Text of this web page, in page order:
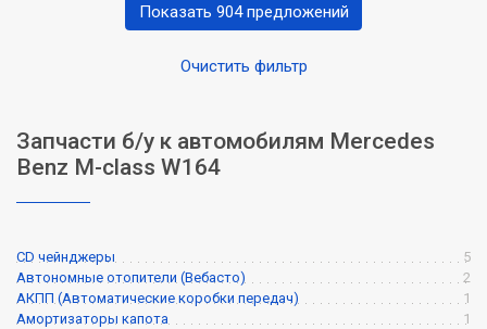
Очистить фильтр
Показать 904 предложений
Запчасти б/у к автомобилям Mercedes
Benz M-class W164
CD чейнджеры
5
Автономные отопители (Вебасто)
2
АКПП (Автоматические коробки передач)
1
Амортизаторы капота
1